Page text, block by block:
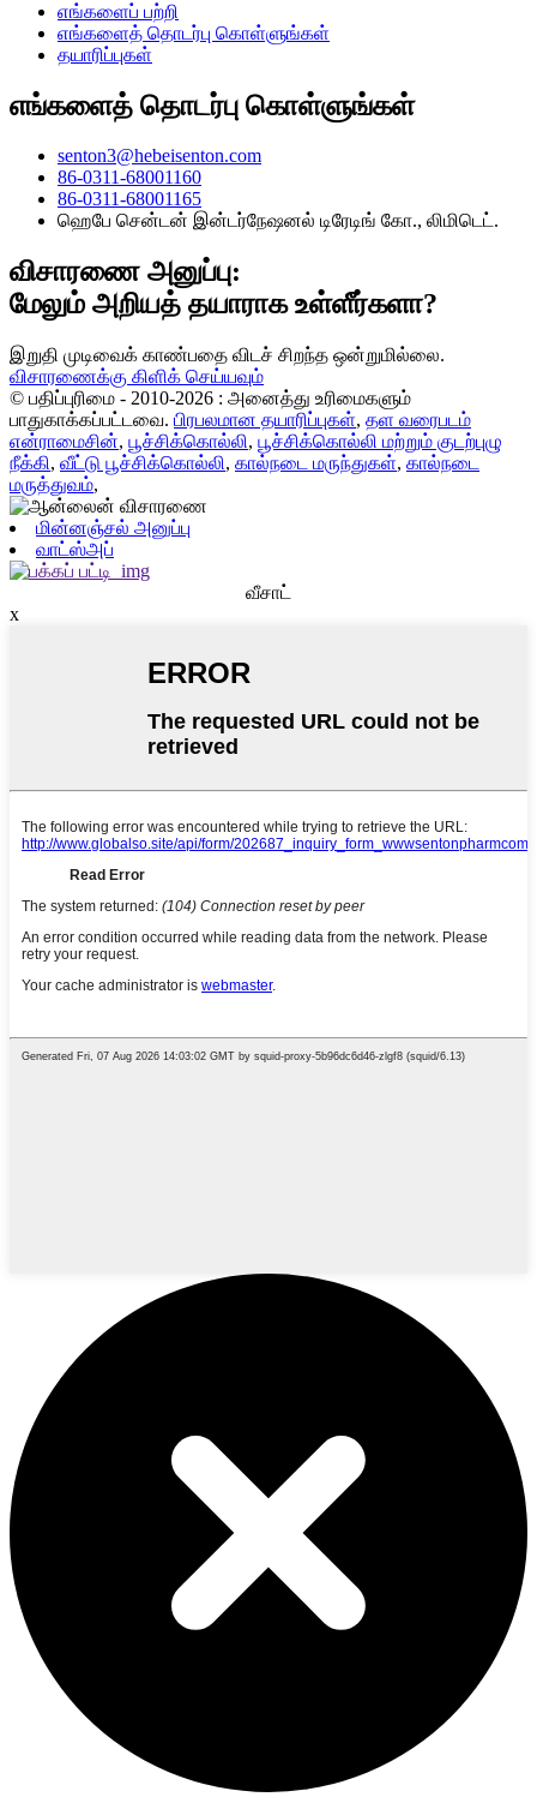
எங்களைப் பற்றி
எங்களைத் தொடர்பு கொள்ளுங்கள்
தயாரிப்புகள்
எங்களைத் தொடர்பு கொள்ளுங்கள்
senton3@hebeisenton.com
86-0311-68001160
86-0311-68001165
ஹெபே சென்டன் இன்டர்நேஷனல் டிரேடிங் கோ., லிமிடெட்.
விசாரணை அனுப்பு:
மேலும் அறியத் தயாராக உள்ளீர்களா?
இறுதி முடிவைக் காண்பதை விடச் சிறந்த ஒன்றுமில்லை.
விசாரணைக்கு கிளிக் செய்யவும்
© பதிப்புரிமை - 2010-2026 : அனைத்து உரிமைகளும்
பாதுகாக்கப்பட்டவை. பிரபலமான தயாரிப்புகள், தள வரைபடம்
என்ராமைசின், பூச்சிக்கொல்லி, பூச்சிக்கொல்லி மற்றும் குடற்புழு
நீக்கி, வீட்டு பூச்சிக்கொல்லி, கால்நடை மருந்துகள், கால்நடை
மருத்துவம்,
மின்னஞ்சல் அனுப்பு
வாட்ஸ்அப்
வீசாட்
x